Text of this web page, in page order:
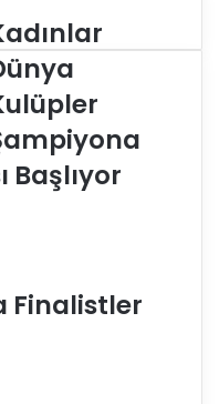
Başlıyor
Finalistler